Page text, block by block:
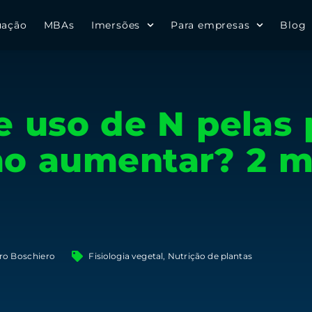
MBAs Imersões Para empresas Blog
uso de N pelas
aumentar? 2
Boschiero Fisiologia vegetal, Nutrição de plantas